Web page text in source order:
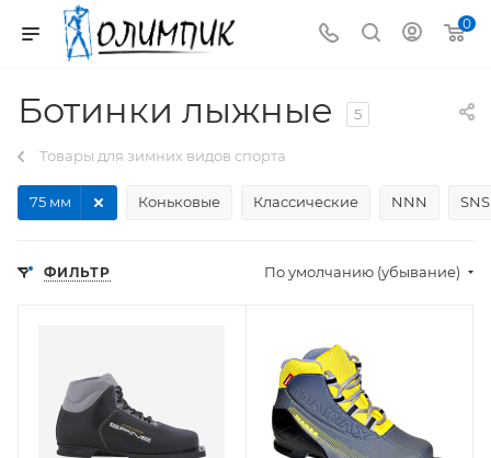
0
Ботинки лыжные 5
Товары для зимних видов спорта
Коньковые Классические NNN SNS
75 мм
ФИЛЬТР По умолчанию (убывание)